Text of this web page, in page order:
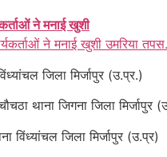
ने मनाई खुशी
ने मनाई खुशी उमरिया
जिला मिर्जापुर (उ.प्र.)
थाना जिगना जिला मिर्जापुर
विंध्यांचल जिला मिर्जापुर (उ.प्र)